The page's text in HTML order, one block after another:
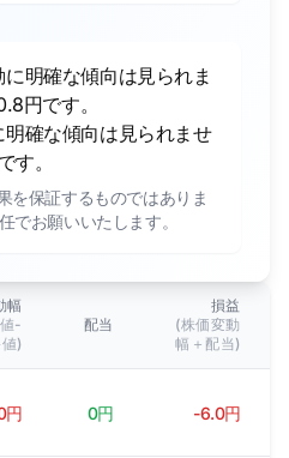
明確な傾向は見られま
円です。
確な傾向は見られませ
す。
を保証するものではありま
でお願いいたします。
幅
-
)
配当
損益
(株価変動
幅＋配当)
円 0円 -6.0円